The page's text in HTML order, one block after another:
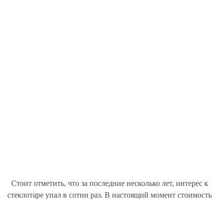
Стоит отметить, что за последние несколько лет, интерес к
стеклотаре упал в сотни раз. В настоящий момент стоимость